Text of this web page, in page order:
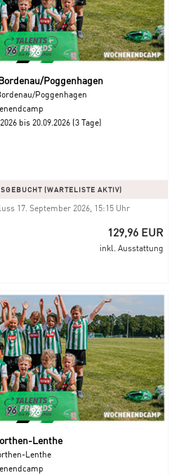
Poggenhagen
Poggenhagen
bis 20.09.2026 (3 Tage)
(WARTELISTE AKTIV)
17. September 2026, 15:15 Uhr
129,96 EUR
inkl. Ausstattung
Lenthe
Lenthe